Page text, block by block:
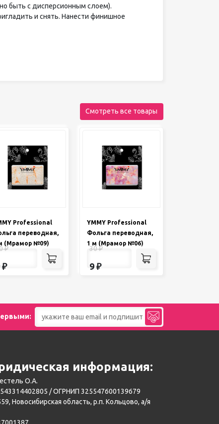
быть с дисперсионным слоем).
и снять. Нанести финишное
Professional
переводная,
(Мрамор №09)
₽
₽
YMMY Professional
Фольга переводная,
1 м (Мрамор №06)
30₽
9 ₽
Смотреть все товары
информация:
О.А.
/ ОГРНИП 325547600139679
Новосибирская область, р.п. Кольцово, а/я